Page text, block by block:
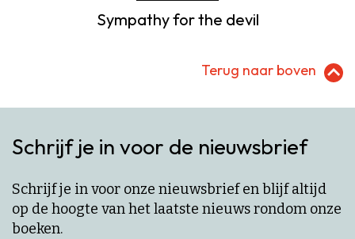
Sympathy for the devil
Terug naar boven
Schrijf je in voor de nieuwsbrief
Schrijf je in voor onze nieuwsbrief en blijf altijd
op de hoogte van het laatste nieuws rondom onze
boeken.